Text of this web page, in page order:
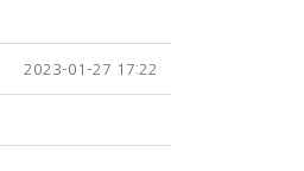
2023-01-27 17:22